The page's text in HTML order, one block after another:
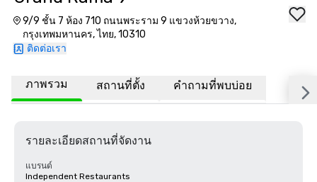
9/9 ชั้น 7 ห้อง 710 ถนนพระราม 9 แขวงห้วยขวาง,
กรุงเทพมหานคร, ไทย, 10310
ติดต่อเรา
ภาพรวม สถานที่ตั้ง คำถามที่พบบ่อย
รายละเอียดสถานที่จัดงาน
แบรนด์
Independent Restaurants